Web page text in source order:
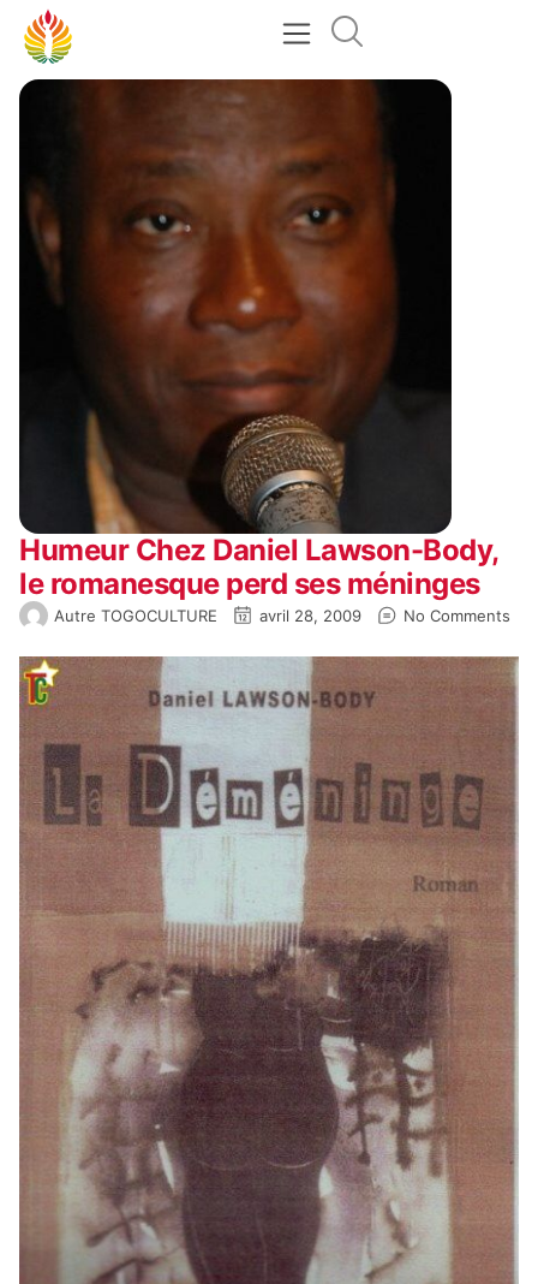
Humeur Chez Daniel Lawson-Body,
le romanesque perd ses méninges
Autre TOGOCULTURE avril 28, 2009 No Comments